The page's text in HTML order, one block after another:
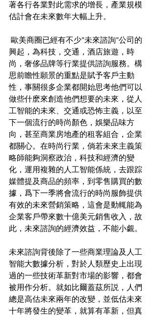
著各行各業對此需求的增長，產業規模
估計會在未來數年大幅上升。
興起，為科技，交通，酒店旅遊，時
尚，奢侈品牌等行業提供諮詢服務。構
思前瞻性願景的重點是賦予客戶主動
性，事關很多企業都開始思考他們可以
做些什麽來創造他們想要的未來，從人
工智能的未來、交通或恐怖主義，以至
下一個流行的時尚顏色，娛樂品味方
向，甚至商業房地產的租客組合，企業
都關心。在時尚行業，倘若未來主義策
略師能夠洞察政治，科技和經濟的變
化，運用複雜的人工智能係統，去跟踪
媒體提及商品的頻率，到零售購買的數
據，爲下一季將會流行的時尚服飾提供
有效的未來營銷策略，這會是動輒能為
企業客戶帶來數十億美元銷售收入，故
此，未來諮詢的經濟效益，不能小覷。
未來諮詢背後除了一些商業理論及人工
智能大數據分析，對於人類歷史上出現
過的一些技術革新對市場的影響，都會
被用作分析。就如比爾蓋茲所説，人們
總是高估未來兩年的改變，並低估未來
十年將發生的變革，就算有革新，但真